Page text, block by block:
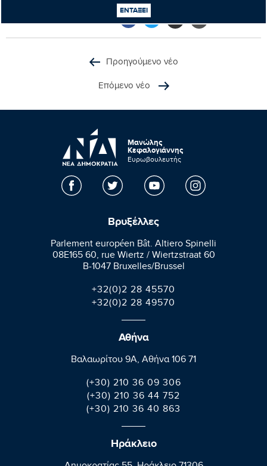
ΕΝΤΑΞΕΙ
Προηγούμενο νέο
Επόμενο νέο
Μανώλης
Κεφαλογιάννης
Ευρωβουλευτής
Βρυξέλλες
Parlement européen Bât. Altiero Spinelli
08E165 60, rue Wiertz / Wiertzstraat 60
B-1047 Bruxelles/Brussel
+32(0)2 28 45570
+32(0)2 28 49570
Αθήνα
Βαλαωρίτου 9A, Aθήνα 106 71
(+30) 210 36 09 306
(+30) 210 36 44 752
(+30) 210 36 40 863
Ηράκλειο